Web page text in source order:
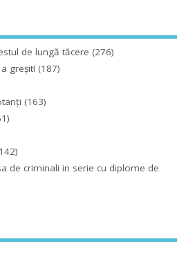
de lungă tăcere (276)
greşit! (187)
(163)
de criminali in serie cu diplome de